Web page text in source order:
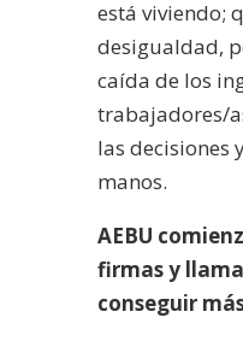
está viviendo;
desigualdad,
caída de los
trabajadores/
las decisiones
manos.
AEBU
firmas y
conseguir